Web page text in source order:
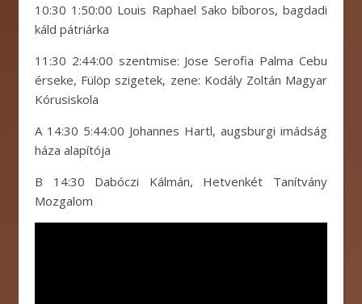
10:30 1:50:00 Louis Raphael Sako bíboros, bagdadi
káld pátriárka
11:30 2:44:00 szentmise: Jose Serofia Palma Cebu
érseke, Fülöp szigetek, zene: Kodály Zoltán Magyar
Kórusiskola
A 14:30 5:44:00 Johannes Hartl, augsburgi imádság
háza alapítója
B 14:30 Dabóczi Kálmán, Hetvenkét Tanítvány
Mozgalom